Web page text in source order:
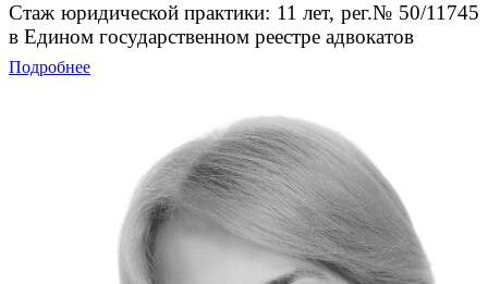
Стаж юридической практики: 11 лет, рег.№ 50/11745
в Едином государственном реестре адвокатов
Подробнее